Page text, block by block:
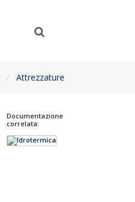
/ Attrezzature
Documentazione
correlata: